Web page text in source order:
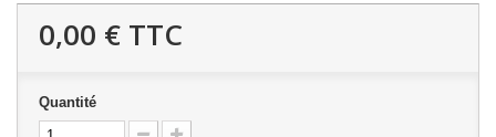
0,00 € TTC
Quantité